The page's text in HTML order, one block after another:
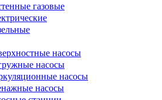
газовые
насосы
насосы
насосы
насосы